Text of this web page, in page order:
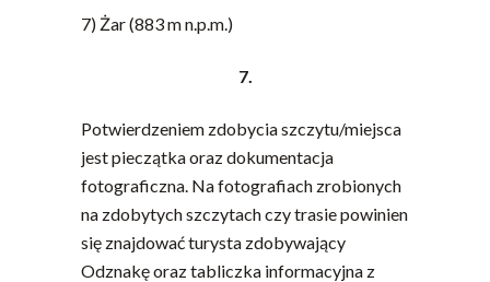
7) Żar (883 m n.p.m.)
7.
Potwierdzeniem zdobycia szczytu/miejsca
jest pieczątka oraz dokumentacja
fotograficzna. Na fotografiach zrobionych
na zdobytych szczytach czy trasie powinien
się znajdować turysta zdobywający
Odznakę oraz tabliczka informacyjna z